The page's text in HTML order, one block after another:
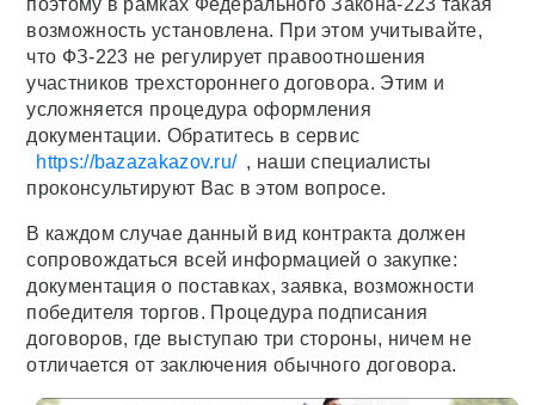
возможность установлена. При этом учитывайте,
что ФЗ-223 не регулирует правоотношения
участников трехстороннего договора. Этим и
усложняется процедура оформления
документации. Обратитесь в сервис
https://bazazakazov.ru/ , наши специалисты
проконсультируют Вас в этом вопросе.
В каждом случае данный вид контракта должен
сопровождаться всей информацией о закупке:
документация о поставках, заявка, возможности
победителя торгов. Процедура подписания
договоров, где выступаю три стороны, ничем не
отличается от заключения обычного договора.